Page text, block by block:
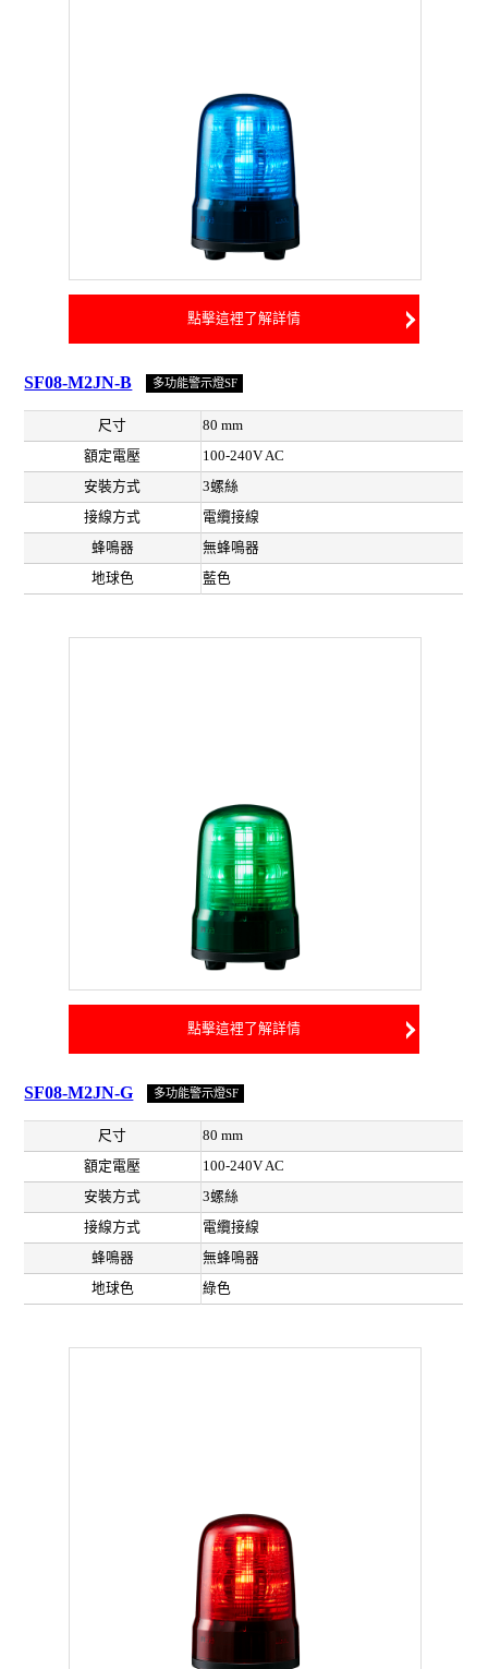
點擊這裡了解詳情
SF08-M2JN-B 多功能警示燈SF
尺寸
80 mm
額定電壓
100-240V AC
安裝方式
3螺絲
接線方式
電纜接線
蜂鳴器
無蜂鳴器
地球色
藍色
點擊這裡了解詳情
SF08-M2JN-G 多功能警示燈SF
尺寸
80 mm
額定電壓
100-240V AC
安裝方式
3螺絲
接線方式
電纜接線
蜂鳴器
無蜂鳴器
地球色
綠色